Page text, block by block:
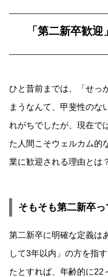
「第二新卒歓
ひと昔前までは、「せっ
まうなんて、甲斐性のな
れがちでしたが、現在で
た人間こそウェルカム的
業に歓迎される理由とは
そもそも第二新卒っ
第二新卒に明確な定義は
して3年以内」の方を指
たとすれば、年齢的に22